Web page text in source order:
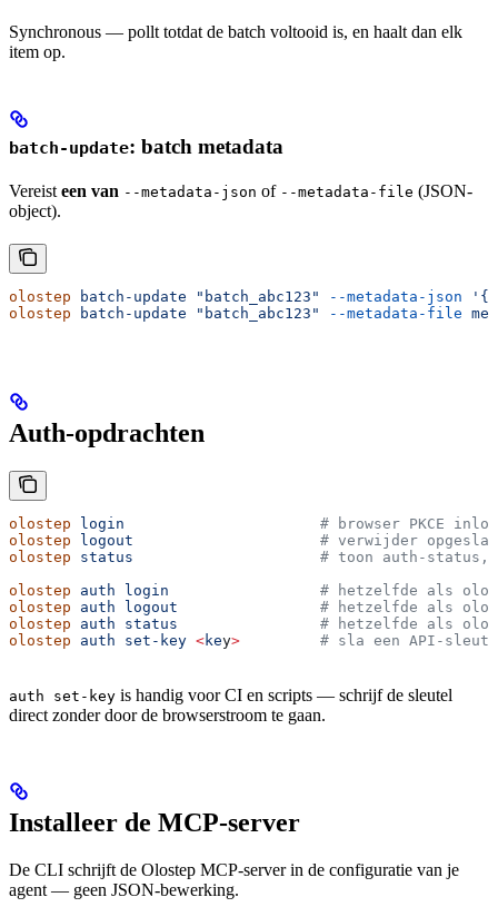
Synchronous — pollt totdat de batch voltooid is, en haalt dan elk
item op.
batch-update: batch metadata
Vereist een van --metadata-json of --metadata-file (JSON-
object).
olostep batch-update "batch_abc123" --metadata-json
olostep batch-update "batch_abc123" --metadata-file
Auth-opdrachten
olostep login
# browser PKCE
olostep logout
# verwijder
olostep status
# toon auth-status,
olostep auth login
# hetzelfde als
olostep auth logout
# hetzelfde als
olostep auth status
# hetzelfde als
olostep auth set-key <key>
# sla een API-
auth set-key is handig voor CI en scripts — schrijf de sleutel
direct zonder door de browserstroom te gaan.
Installeer de MCP-server
De CLI schrijft de Olostep MCP-server in de configuratie van je
agent — geen JSON-bewerking.